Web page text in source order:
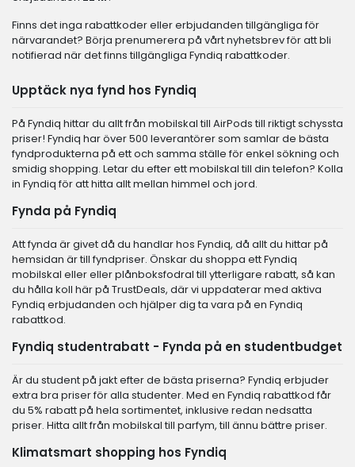
Finns det inga rabattkoder eller erbjudanden tillgängliga för
närvarandet? Börja prenumerera på vårt nyhetsbrev för att bli
notifierad när det finns tillgängliga Fyndiq rabattkoder.
Upptäck nya fynd hos Fyndiq
På Fyndiq hittar du allt från mobilskal till AirPods till riktigt schyssta
priser! Fyndiq har över 500 leverantörer som samlar de bästa
fyndprodukterna på ett och samma ställe för enkel sökning och
smidig shopping. Letar du efter ett mobilskal till din telefon? Kolla
in Fyndiq för att hitta allt mellan himmel och jord.
Fynda på Fyndiq
Att fynda är givet då du handlar hos Fyndiq, då allt du hittar på
hemsidan är till fyndpriser. Önskar du shoppa ett Fyndiq
mobilskal eller eller plånboksfodral till ytterligare rabatt, så kan
du hålla koll här på TrustDeals, där vi uppdaterar med aktiva
Fyndiq erbjudanden och hjälper dig ta vara på en Fyndiq
rabattkod.
Fyndiq studentrabatt - Fynda på en studentbudget
Är du student på jakt efter de bästa priserna? Fyndiq erbjuder
extra bra priser för alla studenter. Med en Fyndiq rabattkod får
du 5% rabatt på hela sortimentet, inklusive redan nedsatta
priser. Hitta allt från mobilskal till parfym, till ännu bättre priser.
Klimatsmart shopping hos Fyndiq